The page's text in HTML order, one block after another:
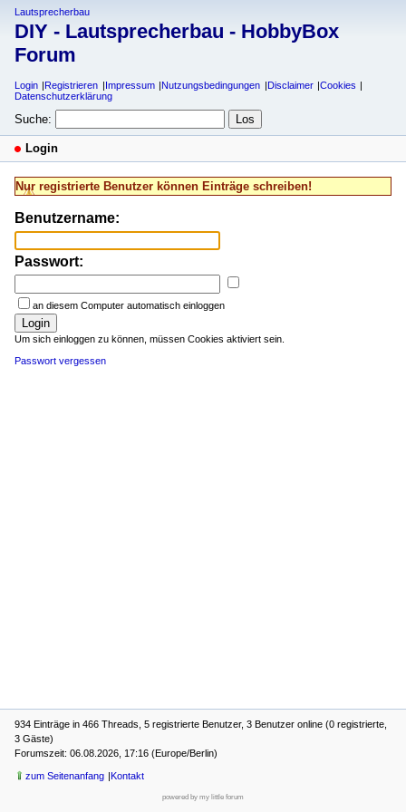
Lautsprecherbau
DIY - Lautsprecherbau - HobbyBox
Forum
Login Registrieren Impressum Nutzungsbedingungen Disclaimer
Cookies
Datenschutzerklärung
Suche:
Login
Nur registrierte Benutzer können Einträge schreiben!
Benutzername:
Passwort:
an diesem Computer automatisch einloggen
Login
Um sich einloggen zu können, müssen Cookies aktiviert sein.
Passwort vergessen
934 Einträge in 466 Threads, 5 registrierte Benutzer, 3 Benutzer online (0 registrierte,
3 Gäste)
Forumszeit: 06.08.2026, 17:16 (Europe/Berlin)
zum Seitenanfang Kontakt
powered by my little forum